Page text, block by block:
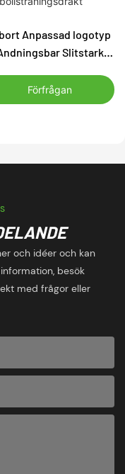
Anpassad logotyp
Slitstark
Atletisk
Prestation Fotboll
Förfrågan
och idéer och kan
besök
med frågor eller